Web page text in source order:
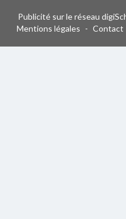
Publicité sur le réseau
Mentions légales - Contact